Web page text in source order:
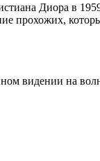
Диора в
прохожих,
видении на